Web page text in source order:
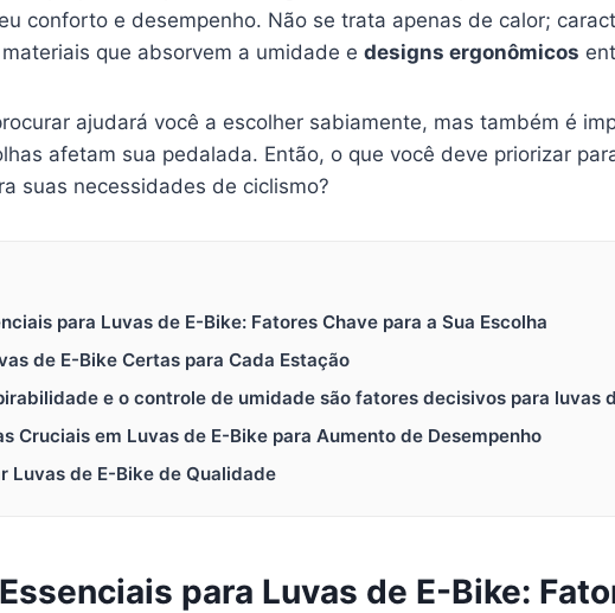
conforto e desempenho. Não se trata apenas de calor;
materiais que absorvem a umidade e designs ergonômicos
ajudará você a escolher sabiamente, mas também é
afetam sua pedalada. Então, o que você deve priorizar
suas necessidades de ciclismo?
para Luvas de E-Bike: Fatores Chave para a Sua Escolha
de E-Bike Certas para Cada Estação
e o controle de umidade são fatores decisivos para luvas
Cruciais em Luvas de E-Bike para Aumento de Desempenho
Luvas de E-Bike de Qualidade
para Luvas de E-Bike: